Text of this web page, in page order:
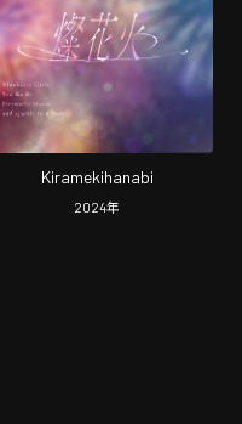
Kiramekihanabi
2024年